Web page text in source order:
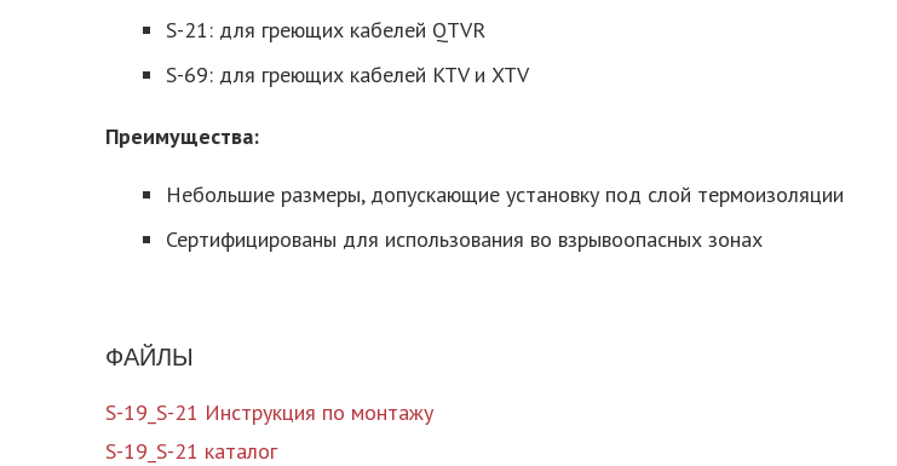
S-21: для греющих кабелей QTVR
S-69: для греющих кабелей KTV и XTV
Преимущества:
Небольшие размеры, допускающие установку под слой термоизоляции
Сертифицированы для использования во взрывоопасных зонах
ФАЙЛЫ
S-19_S-21 Инструкция по монтажу
S-19_S-21 каталог